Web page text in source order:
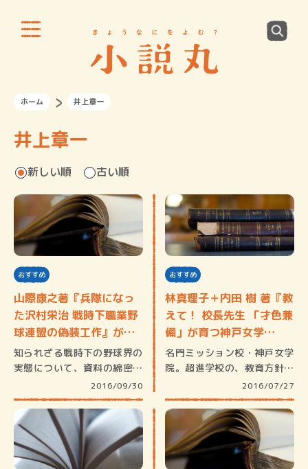
ホーム 井上章一
井上章一
新しい順 古い順
おすすめ
山際康之著『兵隊になっ
た沢村栄治 戦時下職業野
球連盟の偽装工作』が明
ら…
知られざる戦時下の野球界の
実態について、資料の綿密な
2016/09/30
おすすめ
林真理子＋内田 樹 著『教
えて！ 校長先生 「才色兼
備」が育つ神戸女学…
名門ミッション校・神戸女学
院。超進学校の、教育方針と
2016/07/27